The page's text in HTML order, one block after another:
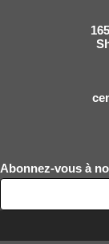
Abonnez-vous à